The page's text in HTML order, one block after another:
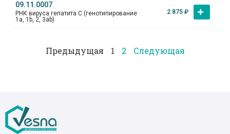
09.11.0007
РНК вируса гепатита С (генотипирование
1а, 1b, 2, 3аb)
2 875 ₽
Предыдущая 1 2 Следующая